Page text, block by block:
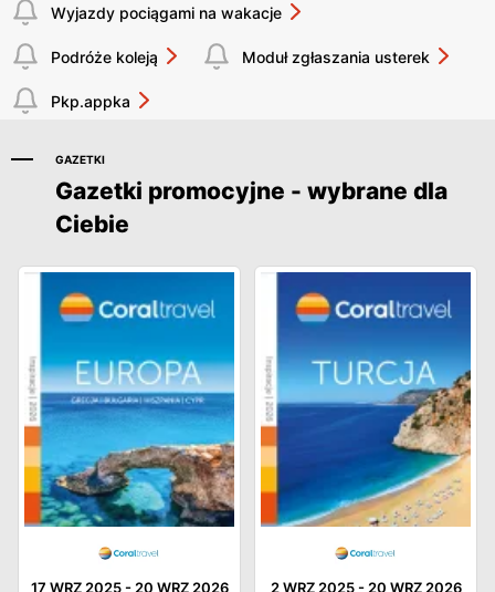
Wyjazdy pociągami na wakacje
Podróże koleją Moduł zgłaszania usterek
Pkp.appka
GAZETKI
Gazetki promocyjne - wybrane dla
Ciebie
17 WRZ 2025- 20 WRZ 2026 2 WRZ 2025- 20 WRZ 2026